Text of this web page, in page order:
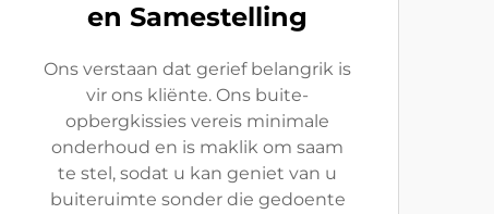
en Samestelling
Ons verstaan dat gerief belangrik is
vir ons kliënte. Ons buite-
opbergkissies vereis minimale
onderhoud en is maklik om saam
te stel, sodat u kan geniet van u
buiteruimte sonder die gedoente